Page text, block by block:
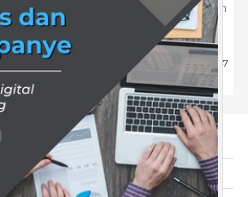
Dari Desain ke Interaksi: Memanfaatkan
Ide Konten Kreatif sebagai Arsitek
Keterlibatan Audiens
Tips
9 Des 2025 | 247
Tentang Kami
Artikel